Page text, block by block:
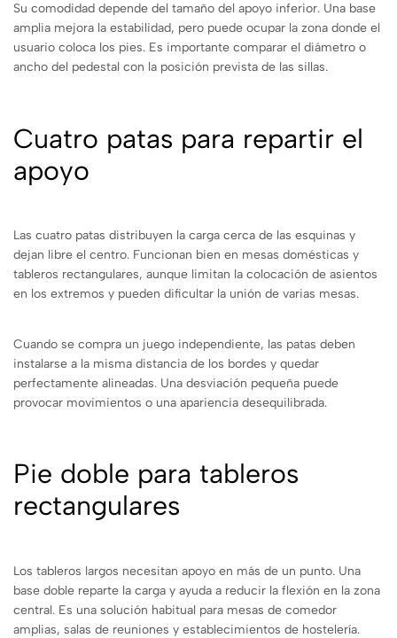
Su comodidad depende del tamaño del apoyo inferior. Una base
amplia mejora la estabilidad, pero puede ocupar la zona donde el
usuario coloca los pies. Es importante comparar el diámetro o
ancho del pedestal con la posición prevista de las sillas.
Cuatro patas para repartir el
apoyo
Las cuatro patas distribuyen la carga cerca de las esquinas y
dejan libre el centro. Funcionan bien en mesas domésticas y
tableros rectangulares, aunque limitan la colocación de asientos
en los extremos y pueden dificultar la unión de varias mesas.
Cuando se compra un juego independiente, las patas deben
instalarse a la misma distancia de los bordes y quedar
perfectamente alineadas. Una desviación pequeña puede
provocar movimientos o una apariencia desequilibrada.
Pie doble para tableros
rectangulares
Los tableros largos necesitan apoyo en más de un punto. Una
base doble reparte la carga y ayuda a reducir la flexión en la zona
central. Es una solución habitual para mesas de comedor
amplias, salas de reuniones y establecimientos de hostelería.